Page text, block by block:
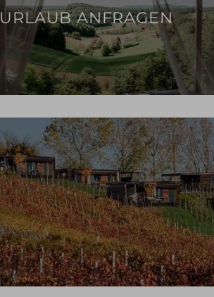
URLAUB ANFRAGEN